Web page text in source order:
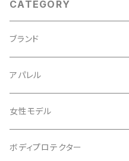
CATEGORY
ブランド
ABUS/アブス
ADEPT/アデプト
AENOMALY/アエノマリー
アパレル
Tシャツ
ジャージ
女性モデル
ボディプロテクター